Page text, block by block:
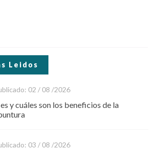
Leidos
02 / 08 /2026
y cuáles son los beneficios de la
03 / 08 /2026